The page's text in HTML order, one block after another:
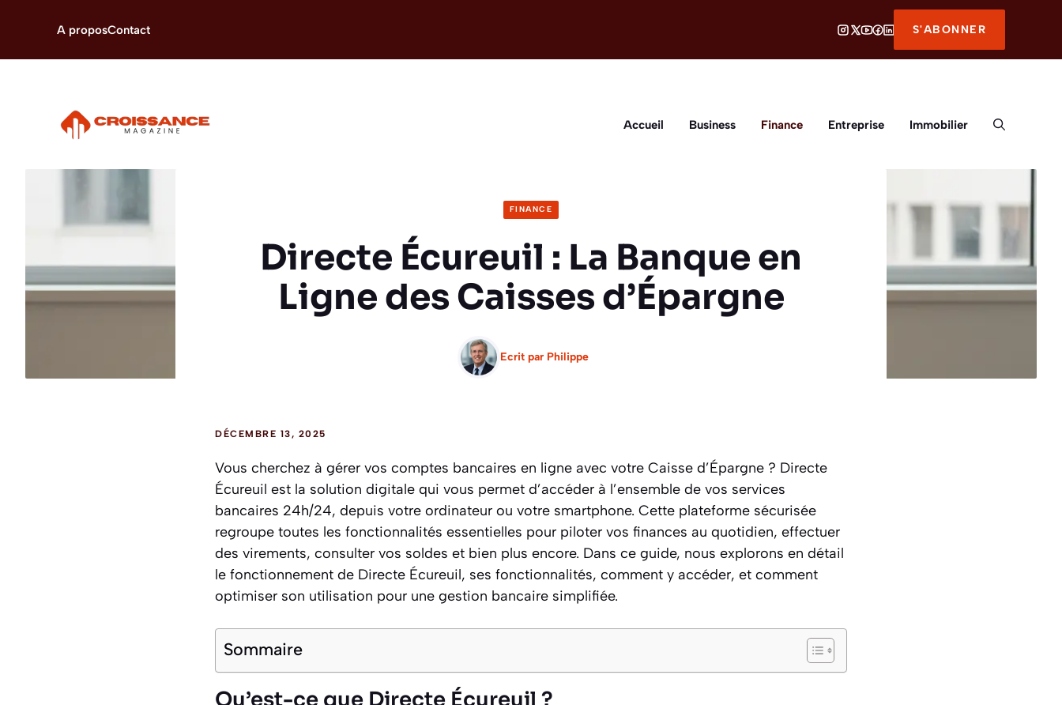
A proposContact S'ABONNER
Accueil Business Finance Entreprise Immobilier
FINANCE
Directe Écureuil : La Banque en
Ligne des Caisses d’Épargne
Ecrit par Philippe
DÉCEMBRE 13, 2025
Vous cherchez à gérer vos comptes bancaires en ligne avec votre Caisse d’Épargne ? Directe
Écureuil est la solution digitale qui vous permet d’accéder à l’ensemble de vos services
bancaires 24h/24, depuis votre ordinateur ou votre smartphone. Cette plateforme sécurisée
regroupe toutes les fonctionnalités essentielles pour piloter vos finances au quotidien, effectuer
des virements, consulter vos soldes et bien plus encore. Dans ce guide, nous explorons en détail
le fonctionnement de Directe Écureuil, ses fonctionnalités, comment y accéder, et comment
optimiser son utilisation pour une gestion bancaire simplifiée.
Sommaire
Qu’est-ce que Directe Écureuil ?